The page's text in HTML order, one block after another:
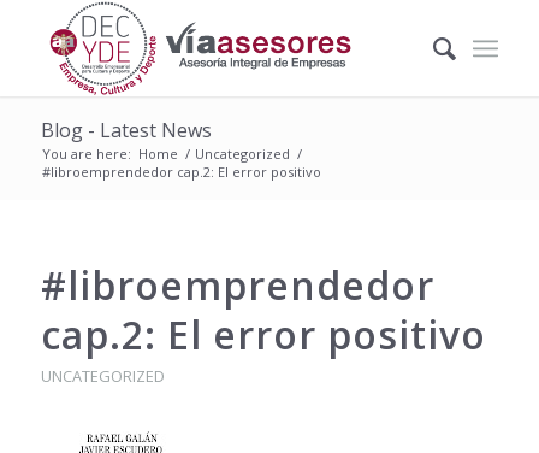
Blog - Latest News
You are here: Home / Uncategorized /
#libroemprendedor cap.2: El error positivo
#libroemprendedor
cap.2: El error positivo
UNCATEGORIZED